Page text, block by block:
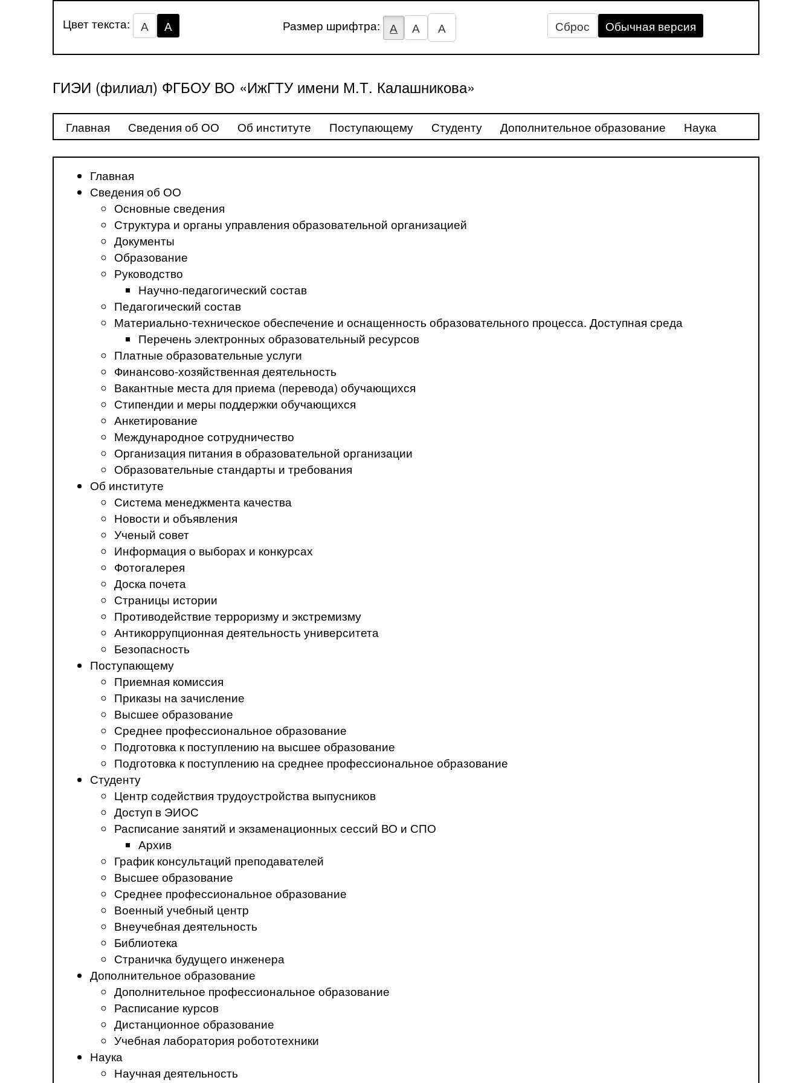
Цвет текста: А А Размер шрифтра: А А А Сброс Обычная версия
ГИЭИ (филиал) ФГБОУ ВО «ИжГТУ имени М.Т. Калашникова»
Главная Сведения об ОО Об институте Поступающему Студенту Дополнительное образование Наука
Главная
Сведения об ОО
Основные сведения
Структура и органы управления образовательной организацией
Документы
Образование
Руководство
Научно-педагогический состав
Педагогический состав
Материально-техническое обеспечение и оснащенность образовательного процесса. Доступная среда
Перечень электронных образовательный ресурсов
Платные образовательные услуги
Финансово-хозяйственная деятельность
Вакантные места для приема (перевода) обучающихся
Стипендии и меры поддержки обучающихся
Анкетирование
Международное сотрудничество
Организация питания в образовательной организации
Образовательные стандарты и требования
Об институте
Система менеджмента качества
Новости и объявления
Ученый совет
Информация о выборах и конкурсах
Фотогалерея
Доска почета
Страницы истории
Противодействие терроризму и экстремизму
Антикоррупционная деятельность университета
Безопасность
Поступающему
Приемная комиссия
Приказы на зачисление
Высшее образование
Среднее профессиональное образование
Подготовка к поступлению на высшее образование
Подготовка к поступлению на среднее профессиональное образование
Студенту
Центр содействия трудоустройства выпусников
Доступ в ЭИОС
Расписание занятий и экзаменационных сессий ВО и СПО
Архив
График консультаций преподавателей
Высшее образование
Среднее профессиональное образование
Военный учебный центр
Внеучебная деятельность
Библиотека
Страничка будущего инженера
Дополнительное образование
Дополнительное профессиональное образование
Расписание курсов
Дистанционное образование
Учебная лаборатория робототехники
Наука
Научная деятельность